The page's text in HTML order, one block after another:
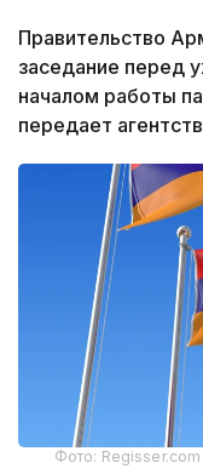
Правительство
заседание перед
началом работы
передает
Фото: Regisser.com